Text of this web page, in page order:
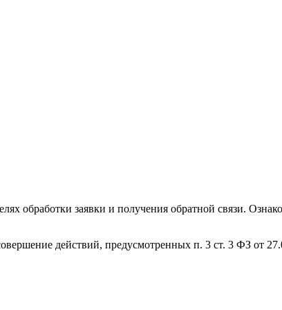
заявки и получения обратной связи.
действий, предусмотренных п. 3 ст. 3 ФЗ от